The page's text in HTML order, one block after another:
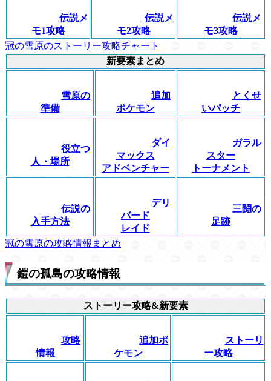
伝説メ
モ1攻略
伝説メ
モ2攻略
伝説メ
モ3攻略
冠の雪原のストーリー攻略チャート
新要素まとめ
雪原の
準備
追加
ポケモン
とくせ
いパッチ
役立つ
人・場所
ダイ
マックス
アドベンチャー
ガラル
スター
トーナメント
伝説の
入手方法
デリ
バード
レイド
三闘の
足跡
冠の雪原の攻略情報まとめ
鎧の孤島の攻略情報
ストーリー攻略&新要素
攻略
情報
追加ポ
ケモン
ストーリ
ー攻略